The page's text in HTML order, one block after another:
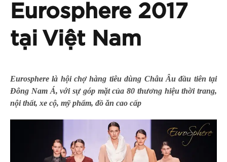
Eurosphere 2017
tại Việt Nam
Eurosphere là hội chợ hàng tiêu dùng Châu Âu đầu tiên tại
Đông Nam Á, với sự góp mặt của 80 thương hiệu thời trang,
nội thất, xe cộ, mỹ phẩm, đồ ăn cao cấp